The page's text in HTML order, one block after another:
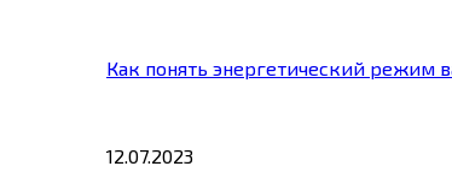
Как понять энергетический режим
12.07.2023